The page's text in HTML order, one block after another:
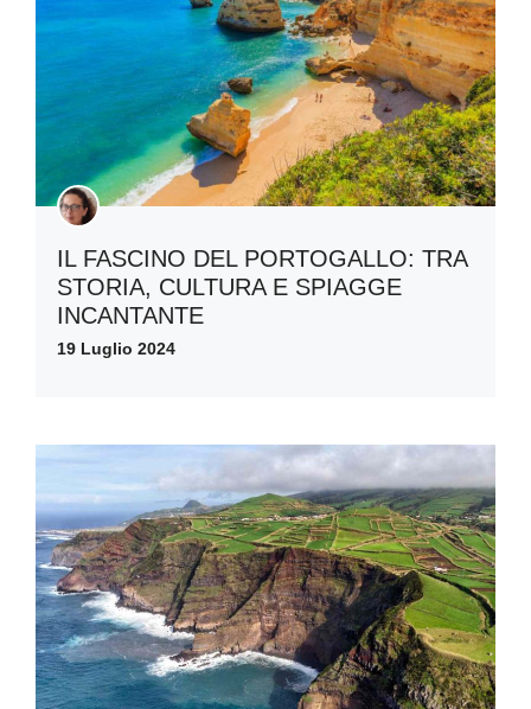
IL FASCINO DEL PORTOGALLO: TRA
STORIA, CULTURA E SPIAGGE
INCANTANTE
19 Luglio 2024